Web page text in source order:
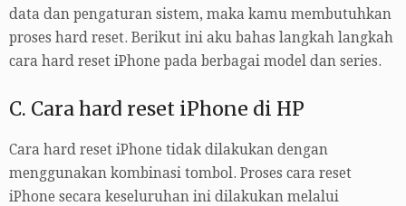
data dan pengaturan sistem, maka kamu membutuhkan
proses hard reset. Berikut ini aku bahas langkah langkah
cara hard reset iPhone pada berbagai model dan series.
C. Cara hard reset iPhone di HP
Cara hard reset iPhone tidak dilakukan dengan
menggunakan kombinasi tombol. Proses cara reset
iPhone secara keseluruhan ini dilakukan melalui